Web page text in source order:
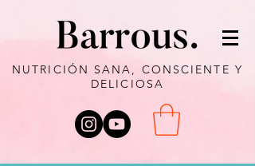
NUTRICIÓN SANA, CONSCIENTE Y
DELICIOSA